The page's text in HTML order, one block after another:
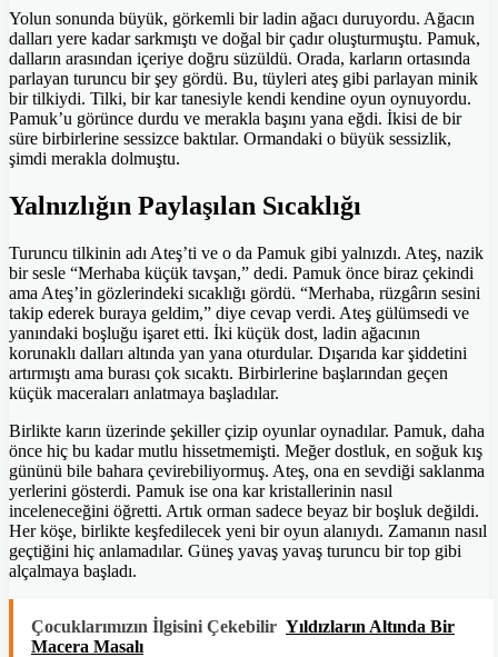
Yolun sonunda büyük, görkemli bir ladin ağacı duruyordu. Ağacın
dalları yere kadar sarkmıştı ve doğal bir çadır oluşturmuştu. Pamuk,
dalların arasından içeriye doğru süzüldü. Orada, karların ortasında
parlayan turuncu bir şey gördü. Bu, tüyleri ateş gibi parlayan minik
bir tilkiydi. Tilki, bir kar tanesiyle kendi kendine oyun oynuyordu.
Pamuk’u görünce durdu ve merakla başını yana eğdi. İkisi de bir
süre birbirlerine sessizce baktılar. Ormandaki o büyük sessizlik,
şimdi merakla dolmuştu.
Yalnızlığın Paylaşılan Sıcaklığı
Turuncu tilkinin adı Ateş’ti ve o da Pamuk gibi yalnızdı. Ateş, nazik
bir sesle “Merhaba küçük tavşan,” dedi. Pamuk önce biraz çekindi
ama Ateş’in gözlerindeki sıcaklığı gördü. “Merhaba, rüzgârın sesini
takip ederek buraya geldim,” diye cevap verdi. Ateş gülümsedi ve
yanındaki boşluğu işaret etti. İki küçük dost, ladin ağacının
korunaklı dalları altında yan yana oturdular. Dışarıda kar şiddetini
artırmıştı ama burası çok sıcaktı. Birbirlerine başlarından geçen
küçük maceraları anlatmaya başladılar.
Birlikte karın üzerinde şekiller çizip oyunlar oynadılar. Pamuk, daha
önce hiç bu kadar mutlu hissetmemişti. Meğer dostluk, en soğuk kış
gününü bile bahara çevirebiliyormuş. Ateş, ona en sevdiği saklanma
yerlerini gösterdi. Pamuk ise ona kar kristallerinin nasıl
inceleneceğini öğretti. Artık orman sadece beyaz bir boşluk değildi.
Her köşe, birlikte keşfedilecek yeni bir oyun alanıydı. Zamanın nasıl
geçtiğini hiç anlamadılar. Güneş yavaş yavaş turuncu bir top gibi
alçalmaya başladı.
Çocuklarımızın İlgisini Çekebilir Yıldızların Altında Bir
Macera Masalı